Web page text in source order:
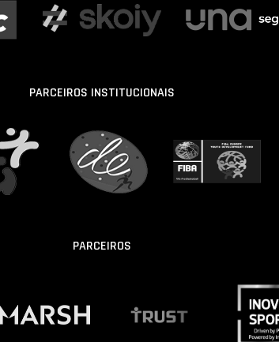
PARCEIROS INSTITUCIONAIS
PARCEIROS